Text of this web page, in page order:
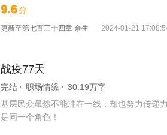
得将来他恢复身份，被人疯抢！ 不过，为
9.6分
更新至第七百三十四章 余生 2024-01-21
战疫77天
完结 职场情缘
30.19万字
基层民众虽然不能冲在一线，却也努力传递
是同一个角色！